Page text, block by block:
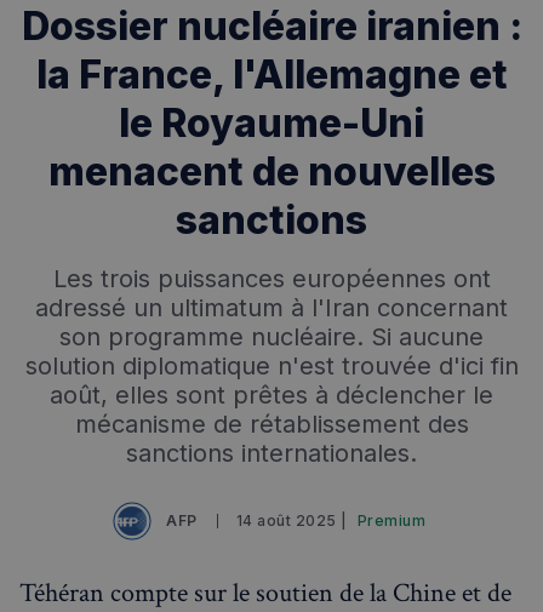
Recherche Chatbot IA
RECHERCHES POPULAIRES
Annuaire des professionnels
Visites guidées
Événements à venir
Dossier nucléaire iranien :
la France, l'Allemagne et
le Royaume-Uni
menacent de nouvelles
sanctions
Les trois puissances européennes ont
adressé un ultimatum à l'Iran concernant
son programme nucléaire. Si aucune
solution diplomatique n'est trouvée d'ici fin
août, elles sont prêtes à déclencher le
mécanisme de rétablissement des
sanctions internationales.
AFP 14 août 2025 | Premium
Téhéran compte sur le soutien de la Chine et de